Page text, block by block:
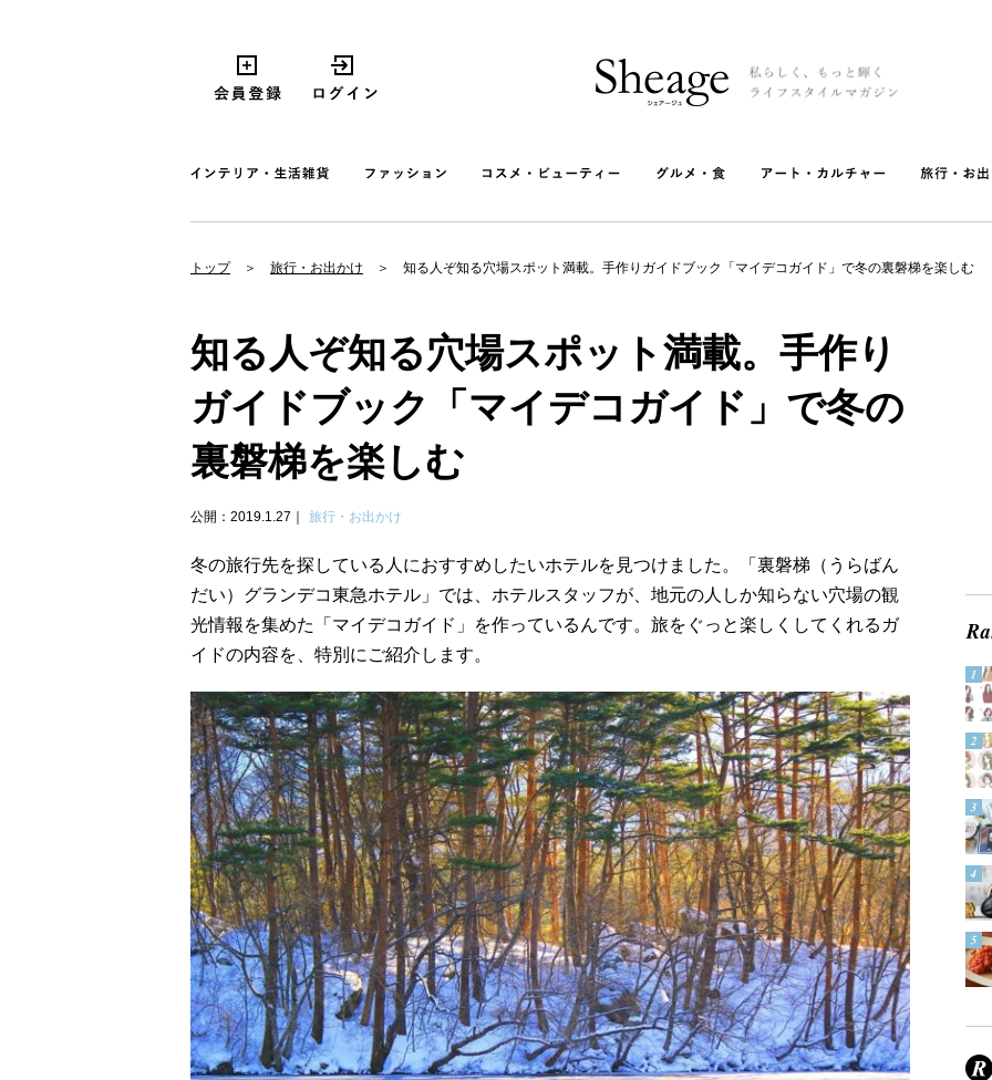
トップ 旅行・お出かけ 知る人ぞ知る穴場スポット満載。手作りガイドブック「マイデコガイド」で冬の裏磐梯を楽しむ
知る人ぞ知る穴場スポット満載。手作り
ガイドブック「マイデコガイド」で冬の
裏磐梯を楽しむ
公開：2019.1.27 旅行・お出かけ
冬の旅行先を探している人におすすめしたいホテルを見つけました。「裏磐梯（うらばん
だい）グランデコ東急ホテル」では、ホテルスタッフが、地元の人しか知らない穴場の観
光情報を集めた「マイデコガイド」を作っているんです。旅をぐっと楽しくしてくれるガ
イドの内容を、特別にご紹介します。